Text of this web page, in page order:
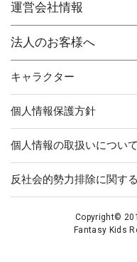
運営会社情報
法人のお客様へ
キャラクター
個人情報保護方針
個人情報の取扱いについて
反社会的勢力排除に関す
Copyright©
Fantasy Kids